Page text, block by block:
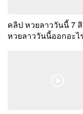
คลิป หวยลาววันนี้ 7
หวยลาววันนี้ออกอะไ